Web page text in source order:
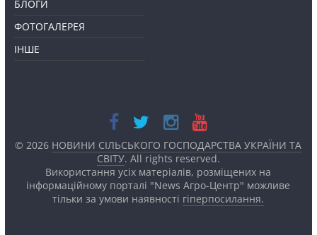
БЛОГИ
ФОТОГАЛЕРЕЯ
ІНШЕ
© 2026 НОВИНИ СІЛЬСЬКОГО ГОСПОДАРСТВА УКРАЇНИ ТА
СВІТУ. All rights reserved.
Використання усіх матеріалів, розміщених на
інформаційному порталі "News Агро-Центр" можливе
тільки за умови наявності гіперпосилання.